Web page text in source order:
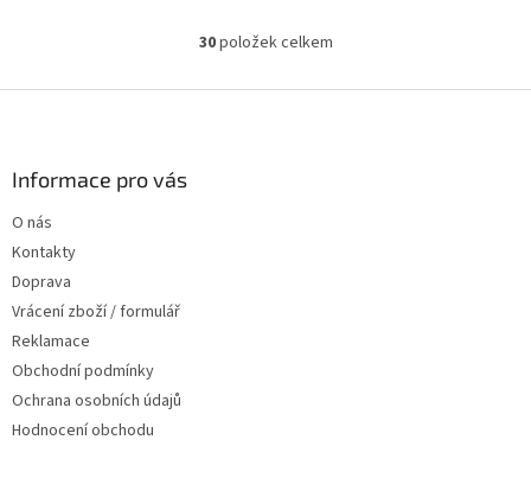
O
l
30položek celkem
Informace pro vás
O nás
Kontakty
Doprava
Vrácení zboží / formulář
Reklamace
Obchodní podmínky
Ochrana osobních údajů
Hodnocení obchodu